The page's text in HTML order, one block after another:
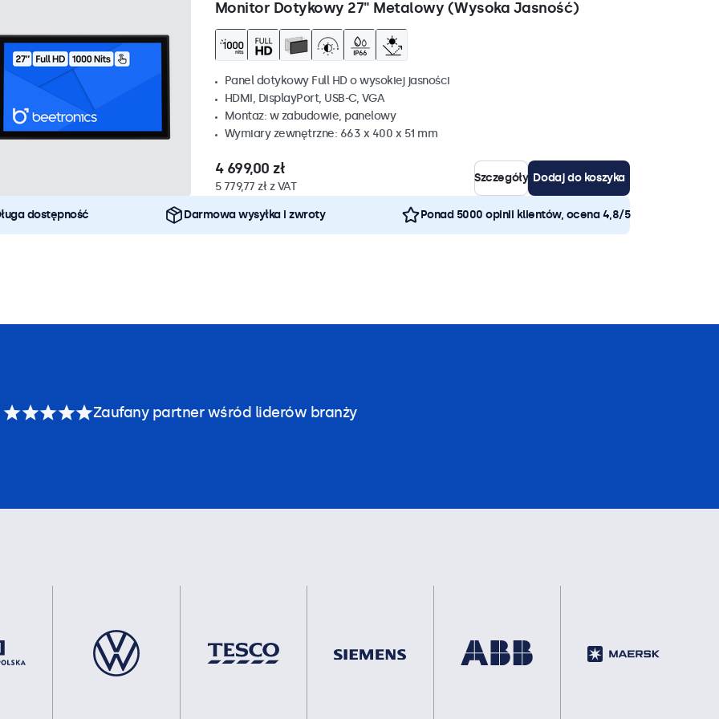
Monitor Dotykowy 27" Metalowy (Wysoka Jasność)
Panel dotykowy Full HD o wysokiej jasności
HDMI, DisplayPort, USB-C, VGA
Montaz: w zabudowie, panelowy
Wymiary zewnętrzne: 663 x 400 x 51 mm
4 699,00 zł
5 779,77 zł z VAT
Szczegóły Dodaj do koszyka
dostępność Darmowa wysyłka i zwroty Ponad 5000 opinii klientów, ocena 4,8/5
Zaufany partner wśród liderów branży